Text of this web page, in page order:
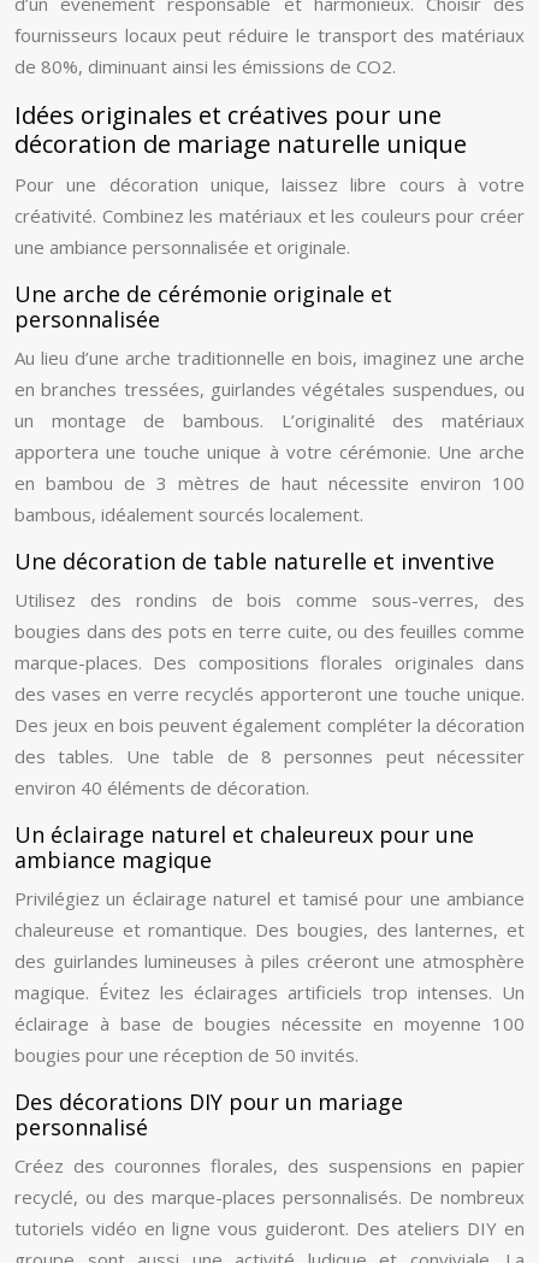
fournisseurs locaux peut réduire le transport des matériaux
de 80%, diminuant ainsi les émissions de CO2.
Idées originales et créatives pour une
décoration de mariage naturelle unique
Pour une décoration unique, laissez libre cours à votre
créativité. Combinez les matériaux et les couleurs pour créer
une ambiance personnalisée et originale.
Une arche de cérémonie originale et
personnalisée
Au lieu d’une arche traditionnelle en bois, imaginez une arche
en branches tressées, guirlandes végétales suspendues, ou
un montage de bambous. L’originalité des matériaux
apportera une touche unique à votre cérémonie. Une arche
en bambou de 3 mètres de haut nécessite environ 100
bambous, idéalement sourcés localement.
Une décoration de table naturelle et inventive
Utilisez des rondins de bois comme sous-verres, des
bougies dans des pots en terre cuite, ou des feuilles comme
marque-places. Des compositions florales originales dans
des vases en verre recyclés apporteront une touche unique.
Des jeux en bois peuvent également compléter la décoration
des tables. Une table de 8 personnes peut nécessiter
environ 40 éléments de décoration.
Un éclairage naturel et chaleureux pour une
ambiance magique
Privilégiez un éclairage naturel et tamisé pour une ambiance
chaleureuse et romantique. Des bougies, des lanternes, et
des guirlandes lumineuses à piles créeront une atmosphère
magique. Évitez les éclairages artificiels trop intenses. Un
éclairage à base de bougies nécessite en moyenne 100
bougies pour une réception de 50 invités.
Des décorations DIY pour un mariage
personnalisé
Créez des couronnes florales, des suspensions en papier
recyclé, ou des marque-places personnalisés. De nombreux
tutoriels vidéo en ligne vous guideront. Des ateliers DIY en